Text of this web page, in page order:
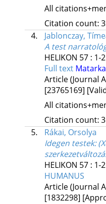
All
Citation count:
4.
Jablonczay,
A test
HELIKON 57: 1-2
Full text Matarka
Article (Journal
[23765169]
All
Citation count:
5.
Rákai, Orsolya
Idegen testek:
HELIKON 57: 1-2
HUMANUS
Article (Journal
[1832298]